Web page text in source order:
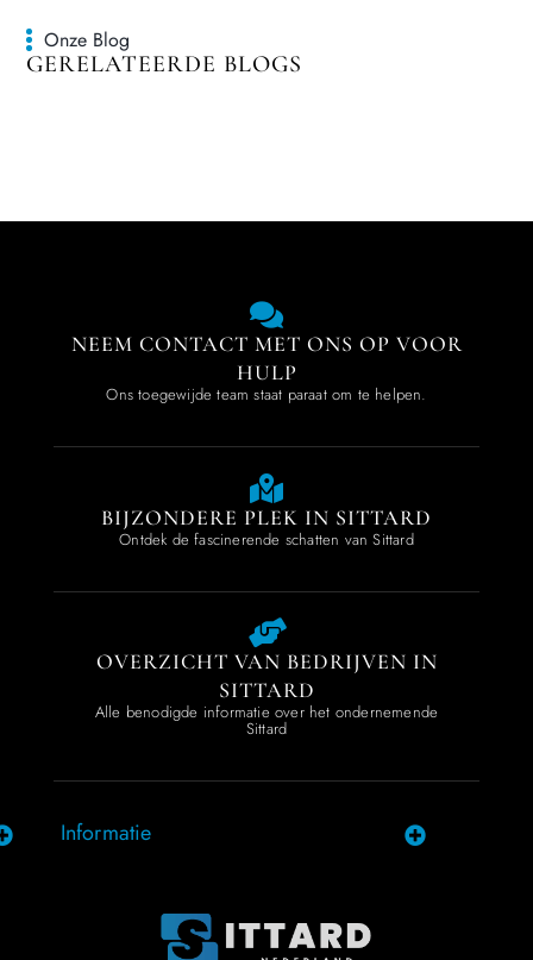
Onze Blog
GERELATEERDE BLOGS
NEEM CONTACT MET ONS OP VOOR
HULP
Ons toegewijde team staat paraat om te helpen.
BIJZONDERE PLEK IN SITTARD
Ontdek de fascinerende schatten van Sittard
OVERZICHT VAN BEDRIJVEN IN
SITTARD
Alle benodigde informatie over het ondernemende
Sittard
Informatie